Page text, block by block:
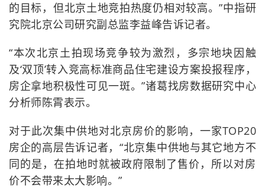
的目标，但北京土地竞拍热度仍相对较高。”中指研
究院北京公司研究副总监李益峰告诉记者。
“本次北京土拍现场竞争较为激烈，多宗地块因触
及‘双顶’转入竞高标准商品住宅建设方案投报程序，
房企拿地积极性可见一斑。”诸葛找房数据研究中心
分析师陈霄表示。
对于此次集中供地对北京房价的影响，一家TOP20
房企的高层告诉记者，“北京集中供地与其它地方不
同的是，在拍地时就被政府限制了售价，所以对房
价不会带来太大影响。”